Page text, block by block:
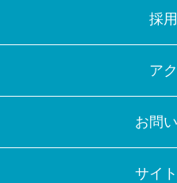
採
ア
お問
サイ